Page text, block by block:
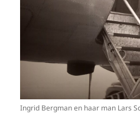
Ingrid Bergman en haar man Lars